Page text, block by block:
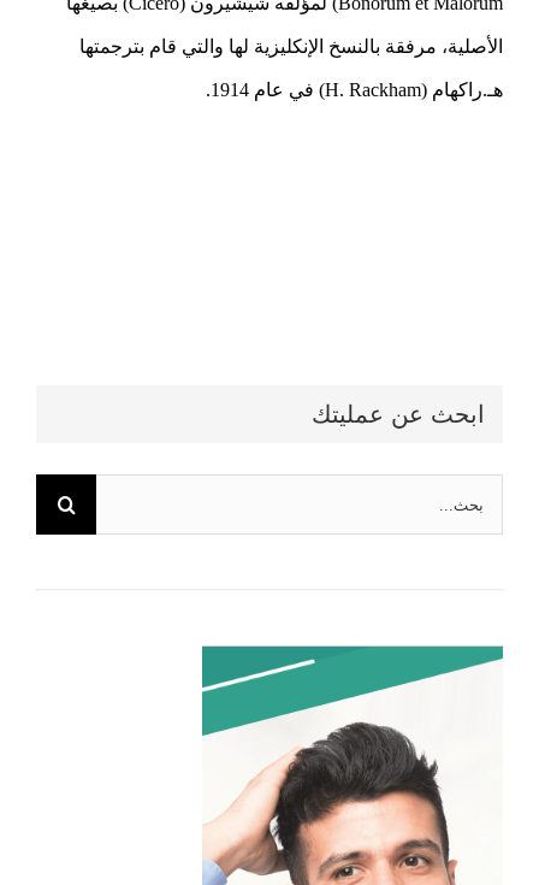
الأصلية، مرفقة بالنسخ الإنكليزية لها والتي قام بترجمتها
هـ.راكهام (H. Rackham) في عام 1914.
ابحث عن عمليتك
عن: